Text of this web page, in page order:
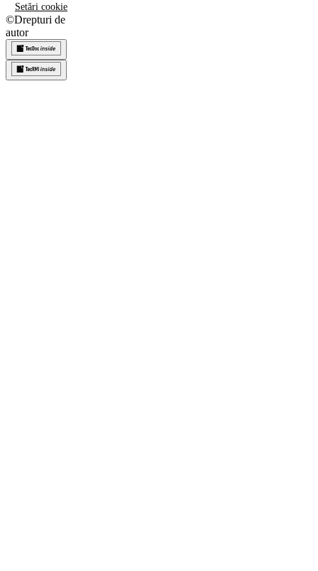
Setări cookie
©Drepturi de
autor